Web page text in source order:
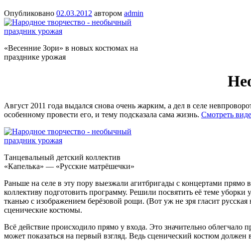
Опубликовано 02.03.2012 автором admin
«Весенние Зори» в новых костюмах на
празднике урожая
Август 2011 года выдался снова очень жарким, а дел в селе
особенному провести его, и тему подсказала сама жизнь. Смотреть
Танцевальный детский коллектив
«Капелька» — «Русские матрёшечки»
Раньше на селе в эту пору выезжали агитбригады с концертами
коллективу подготовить программу. Решили посвятить её теме
тканью с изображением берёзовой рощи. (Вот уж не зря гласит
сценические костюмы.
Всё действие происходило прямо у входа. Это значительно облегчало
может показаться на первый взгляд. Ведь сценический костюм